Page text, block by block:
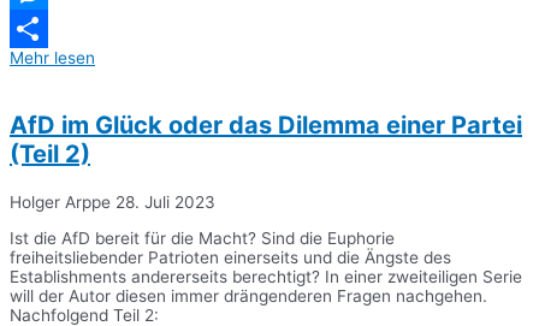
Messenger
Teilen
Mehr lesen
AfD im Glück oder das Dilemma einer Partei
(Teil 2)
Holger Arppe 28. Juli 2023
Ist die AfD bereit für die Macht? Sind die Euphorie
freiheitsliebender Patrioten einerseits und die Ängste des
Establishments andererseits berechtigt? In einer zweiteiligen Serie
will der Autor diesen immer drängenderen Fragen nachgehen.
Nachfolgend Teil 2: